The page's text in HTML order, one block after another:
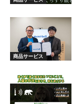
商品サービス